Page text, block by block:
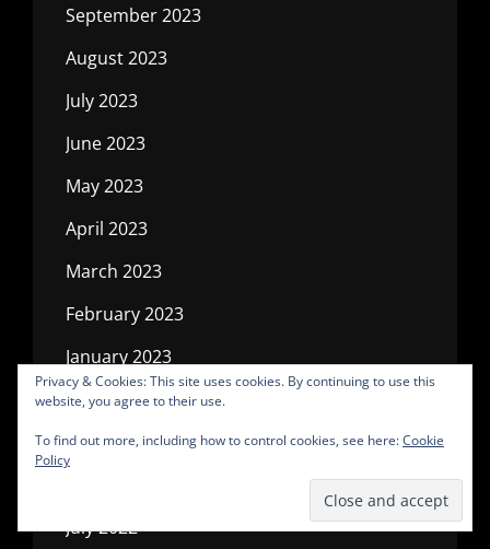
September 2023
August 2023
July 2023
June 2023
May 2023
April 2023
March 2023
February 2023
January 2023
December 2022
November 2022
July 2022
Privacy & Cookies: This site uses cookies. By continuing to use this
website, you agree to their use.
To find out more, including how to control cookies, see here:Cookie
Policy